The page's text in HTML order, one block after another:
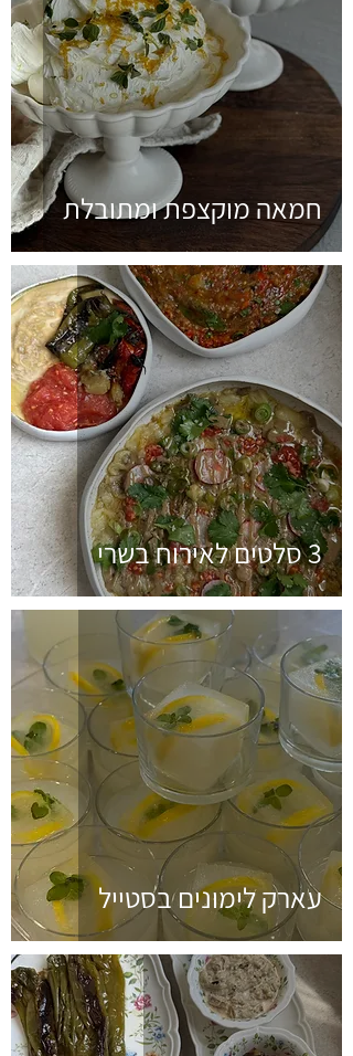
חמאה מוקצפת ומתובלת
3 סלטים לאירוח בשרי
עארק לימונים בסטייל